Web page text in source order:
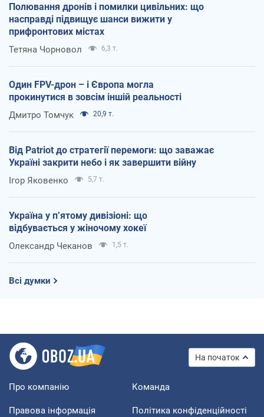
Полювання дронів і помилки цивільних: що
насправді підвищує шанси вижити у
прифронтових містах
Тетяна Чорновол 6,3 т.
Один FPV-дрон – і Європа могла
прокинутися в зовсім іншій реальності
Дмитро Томчук 20,9 т.
Від Patriot до стратегії перемоги: що заважає
Україні закрити небо і як завершити війну
Ігор Яковенко 5,7 т.
Україна у п’ятому дивізіоні: що
відбувається у жіночому хокеї
Олександр Чеканов 1,5 т.
Всі думки
На початок
Про компанію Команда
Правова інформація Політика конфіденційності